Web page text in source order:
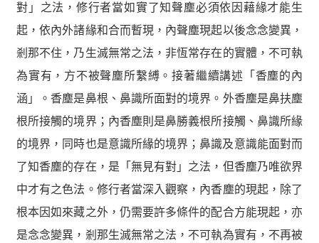
對」之法，修行者當如實了知聲塵必須依因藉緣才能生
起，依內外諸緣和合而暫現，內聲塵現起以後念念變異，
剎那不住，乃生滅無常之法，非恆常存在的實體，不可執
為實有，方不被聲塵所繫縛。接著繼續講述「香塵的內
涵」。香塵是鼻根、鼻識所面對的境界。外香塵是鼻扶塵
根所接觸的境界；內香塵則是鼻勝義根所接觸、鼻識所緣
的境界，同時也是意識所緣的境界；鼻識及意識能面對而
了知香塵的存在，是「無見有對」之法，但香塵乃唯欲界
中才有之色法。修行者當深入觀察，內香塵的現起，除了
根本因如來藏之外，仍需要許多條件的配合方能現起，亦
是念念變異，剎那生滅無常之法，不可執為實有，不再被